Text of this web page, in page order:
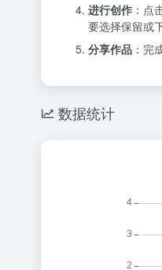
进行创作 ：点
要选择保留或
分享作品 ：完
数据统计